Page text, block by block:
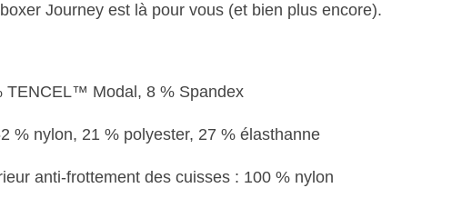
Journey est là pour vous (et bien plus encore).
TENCEL™ Modal, 8 % Spandex
% nylon, 21 % polyester, 27 % élasthanne
anti-frottement des cuisses : 100 % nylon